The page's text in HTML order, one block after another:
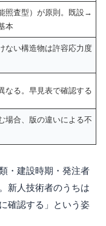
照査型）が原則。既設→
本
ない構造物は許容応力度
なる。早見表で確認する
場合、版の違いによる不
・建設時期・発注者
新人技術者のうちは
確認する」という姿